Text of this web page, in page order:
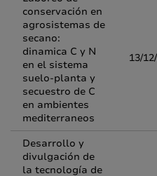
conservación en
agrosistemas de
secano:
dinamica C y N
en el sistema
suelo-planta y
secuestro de C
en ambientes
mediterraneos
13/
Desarrollo y
divulgación de
la tecnología de